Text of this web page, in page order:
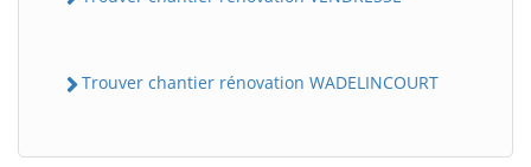
Trouver chantier rénovation WADELINCOURT